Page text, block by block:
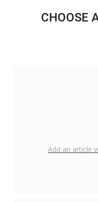
Brawl Stars -
CHOOSE
Add an article